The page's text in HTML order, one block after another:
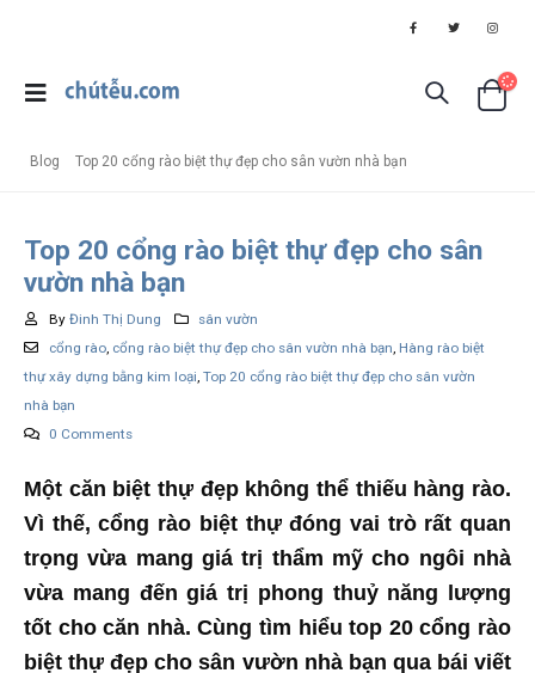
Blog Top 20 cổng rào biệt thự đẹp cho sân vườn nhà bạn
Top 20 cổng rào biệt thự đẹp cho sân
vườn nhà bạn
By Đinh Thị Dung
sân vườn
cổng rào, cổng rào biệt thự đẹp cho sân vườn nhà bạn, Hàng rào biệt
thự xây dựng bằng kim loại, Top 20 cổng rào biệt thự đẹp cho sân vườn
nhà bạn
0 Comments
Một căn biệt thự đẹp không thể thiếu hàng rào.
Vì thế, cổng rào biệt thự đóng vai trò rất quan
trọng vừa mang giá trị thẩm mỹ cho ngôi nhà
vừa mang đến giá trị phong thuỷ năng lượng
tốt cho căn nhà. Cùng tìm hiểu top 20 cổng rào
biệt thự đẹp cho sân vườn nhà bạn qua bái viết